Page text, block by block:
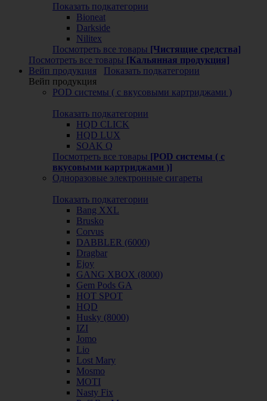
Показать подкатегории
Bioneat
Darkside
Nilitex
Посмотреть все товары [Чистящие средства]
Посмотреть все товары [Кальянная продукция]
Вейп продукция
Показать подкатегории
Вейп продукция
POD системы ( с вкусовыми картриджами )
Показать подкатегории
HQD CLICK
HQD LUX
SOAK Q
Посмотреть все товары [POD системы ( с
вкусовыми картриджами )]
Одноразовые электронные сигареты
Показать подкатегории
Bang XXL
Brusko
Corvus
DABBLER (6000)
Dragbar
Ejoy
GANG XBOX (8000)
Gem Pods GA
HOT SPOT
HQD
Husky (8000)
IZI
Jomo
Lio
Lost Mary
Mosmo
MOTI
Nasty Fix